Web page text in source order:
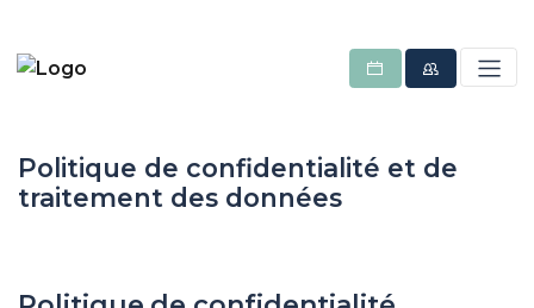
Politique de confidentialité et de
traitement des données